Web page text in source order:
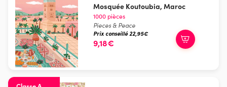
Mosquée Koutoubia, Maroc
1000 pièces
Pieces & Peace
Prix conseillé 22,95€
9,18€